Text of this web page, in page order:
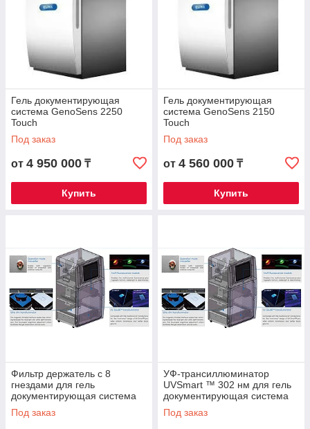
Гель документирующая
система GenoSens 2250
Touch
Под заказ
от 4 950 000 ₸
Купить
Гель документирующая
система GenoSens 2150
Touch
Под заказ
от 4 560 000 ₸
Купить
Фильтр держатель с 8
гнездами для гель
документирующая система
GenoSens 2000
Под заказ
УФ-трансиллюминатор
UVSmart ™ 302 нм для гель
документирующая система
GenoSens 2000
Под заказ